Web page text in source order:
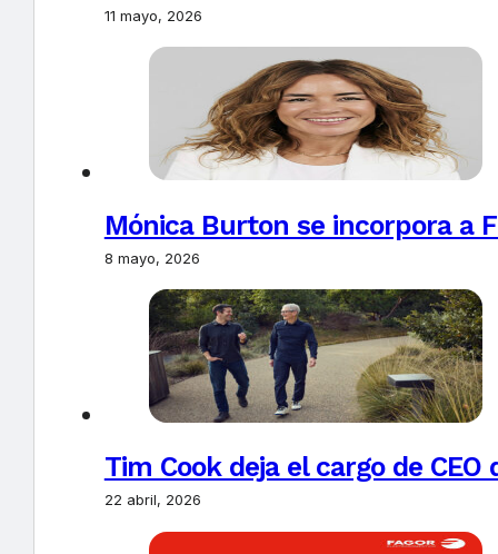
11 mayo, 2026
Mónica Burton se incorpora a
8 mayo, 2026
Tim Cook deja el cargo de
22 abril, 2026